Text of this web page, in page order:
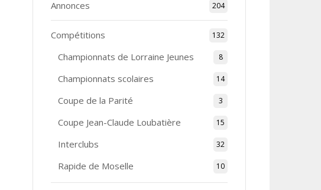
Annonces 204
Compétitions 132
Championnats de Lorraine Jeunes 8
Championnats scolaires 14
Coupe de la Parité 3
Coupe Jean-Claude Loubatière 15
Interclubs 32
Rapide de Moselle 10